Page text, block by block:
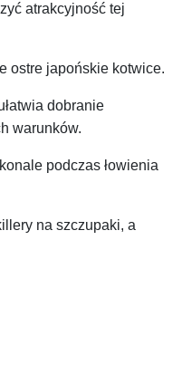
atrakcyjność tej
ostre japońskie kotwice.
dobranie
warunków.
podczas łowienia
na szczupaki, a